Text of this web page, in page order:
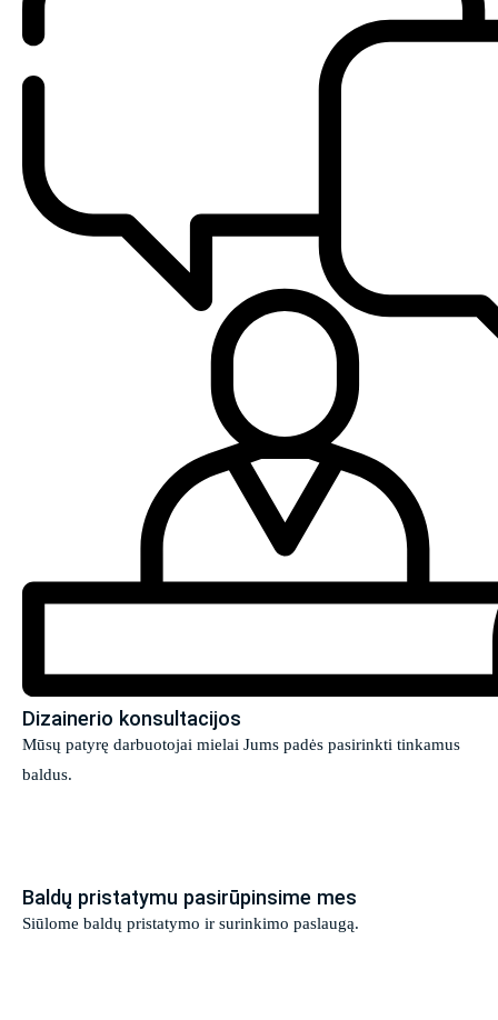
Dizainerio konsultacijos
Mūsų patyrę darbuotojai mielai Jums padės pasirinkti tinkamus
baldus.
Baldų pristatymu pasirūpinsime mes
Siūlome baldų pristatymo ir surinkimo paslaugą.